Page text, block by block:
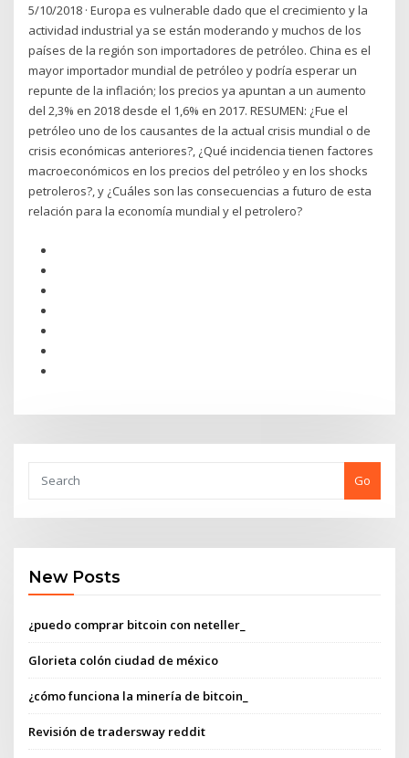
5/10/2018 · Europa es vulnerable dado que el crecimiento y la
actividad industrial ya se están moderando y muchos de los
países de la región son importadores de petróleo. China es el
mayor importador mundial de petróleo y podría esperar un
repunte de la inflación; los precios ya apuntan a un aumento
del 2,3% en 2018 desde el 1,6% en 2017. RESUMEN: ¿Fue el
petróleo uno de los causantes de la actual crisis mundial o de
crisis económicas anteriores?, ¿Qué incidencia tienen factores
macroeconómicos en los precios del petróleo y en los shocks
petroleros?, y ¿Cuáles son las consecuencias a futuro de esta
relación para la economía mundial y el petrolero?
Go
New Posts
¿puedo comprar bitcoin con neteller_
Glorieta colón ciudad de méxico
¿cómo funciona la minería de bitcoin_
Revisión de tradersway reddit